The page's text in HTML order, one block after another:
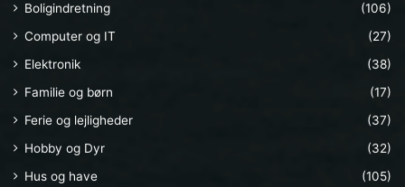
Boligindretning
(106)
Computer og IT
(27)
Elektronik
(38)
Familie og børn
(17)
Ferie og lejligheder
(37)
Hobby og Dyr
(32)
Hus og have
(105)